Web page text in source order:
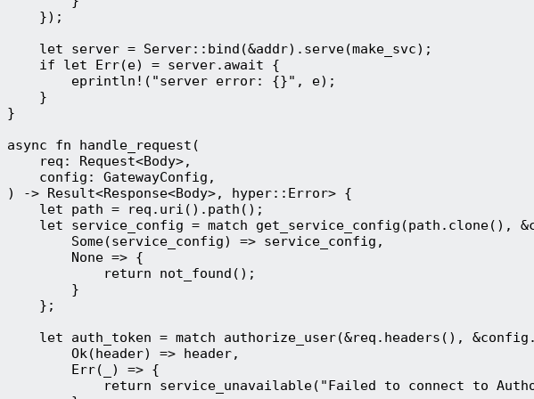
    });
    let server = Server::bind(&addr).serve(make_svc);
    if let Err(e) = server.await {
        eprintln!("server error: {}", e);
    }
}
async fn handle_request(
    req: Request<Body>,
    config: GatewayConfig,
) -> Result<Response<Body>, hyper::Error> {
    let path = req.uri().path();
let service_config = match get_service_config(path.clone(),
        Some(service_config) => service_config,
        None => {
            return not_found();
        }
    };
let auth_token = match authorize_user(&req.headers(),
        Ok(header) => header,
        Err(_) => {
return service_unavailable("Failed to connect to